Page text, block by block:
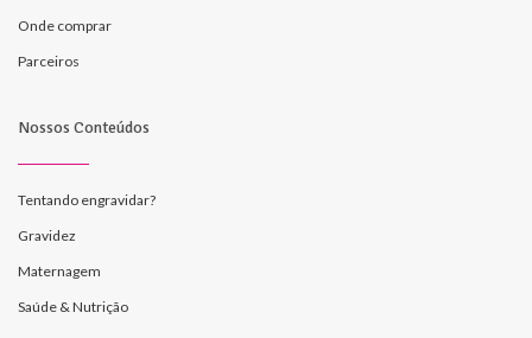
Onde comprar
Parceiros
Nossos Conteúdos
Tentando engravidar?
Gravidez
Maternagem
Saúde & Nutrição